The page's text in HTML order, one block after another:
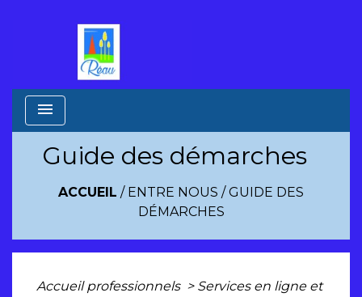
menu
Guide des démarches
ACCUEIL / ENTRE NOUS /GUIDE DES
DÉMARCHES
Accueil professionnels > Services en ligne et